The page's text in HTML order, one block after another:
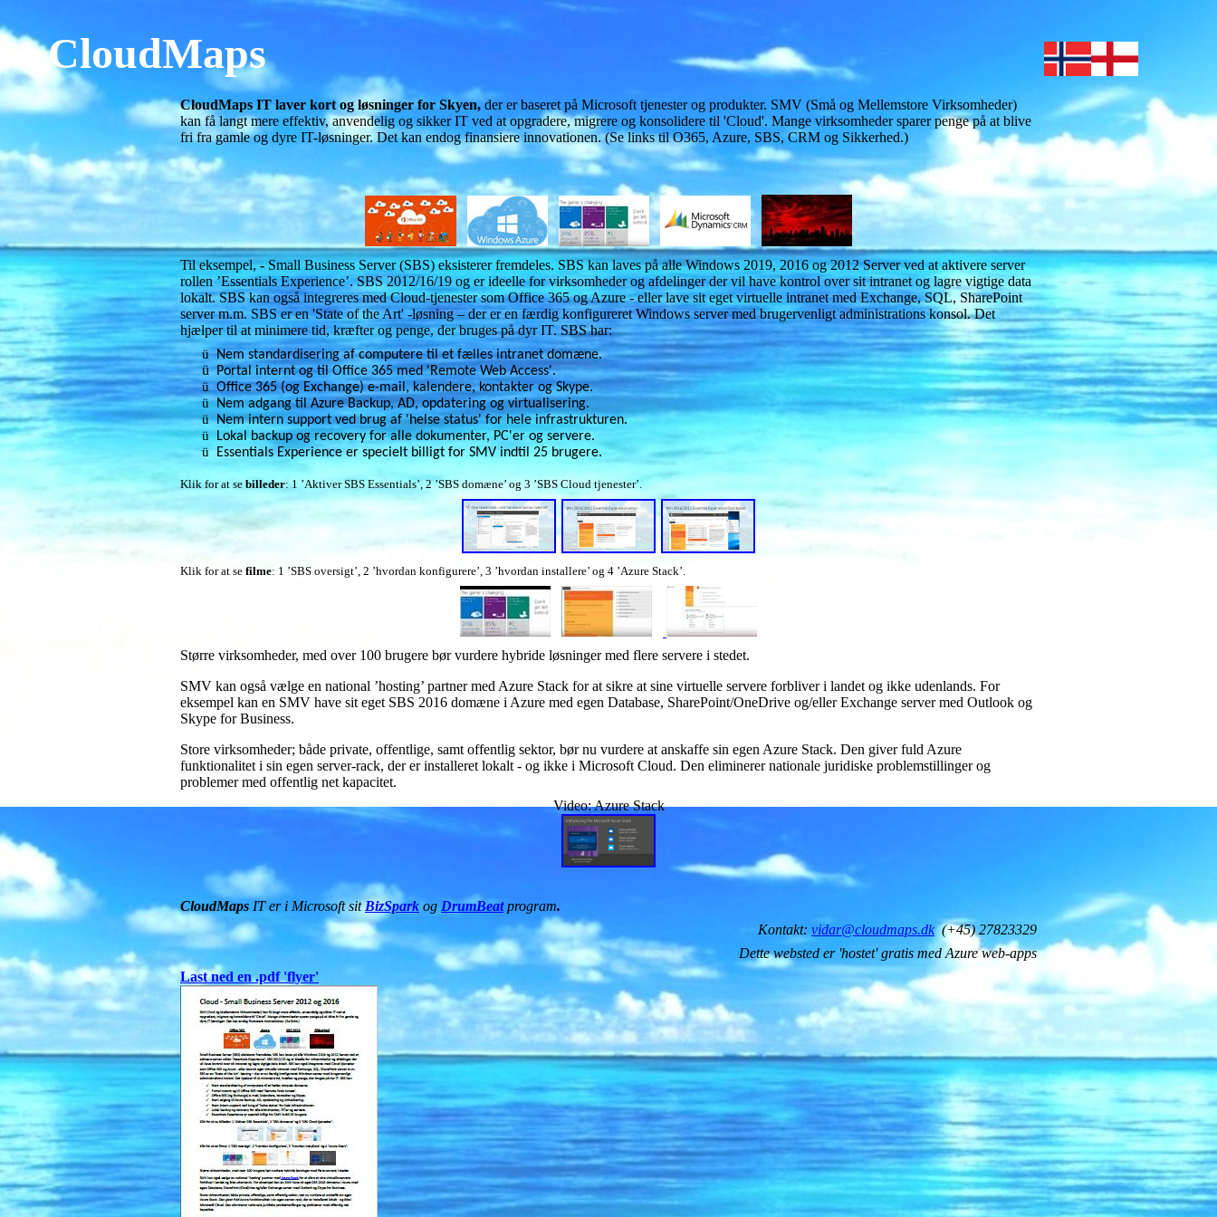
CloudMaps
CloudMaps IT laver kort og løsninger for Skyen,der er baseret på Microsoft tjenester og produkter. SMV (Små og Mellemstore Virksomheder)
kan få langt mere effektiv, anvendelig og sikker IT ved at opgradere, migrere og konsolidere til 'Cloud'. Mange virksomheder sparer penge på at blive
fri fra gamle og dyre IT-løsninger. Det kan endog finansiere innovationen. (Se links til O365, Azure, SBS, CRM og Sikkerhed.)
Til eksempel,-Small Business Server (SBS) eksisterer fremdeles. SBS kan laves på alle Windows 2019, 2016 og 2012 Server ved at aktivere server
rollen ’Essentials Experience’. SBS 2012/16/19 og er ideelle for virksomheder og afdelinger der vil have kontrol over sit intranet og lagre vigtige data
lokalt. SBS kan også integreres med Cloud-tjenester som Office 365 og Azure - eller lave sit eget virtuelle intranet med Exchange, SQL, SharePoint
server m.m. SBS er en 'State of the Art' -løsning – der er en færdig konfigureret Windows server med brugervenligt administrations konsol. Det
hjælper til at minimere tid, kræfter og penge, der bruges på dyr IT. SBS har:
ü Nem standardisering af computere til et fælles intranet domæne.
ü Portal internt og til Office 365 med 'Remote Web Access'.
ü Office 365 (og Exchange) e-mail, kalendere, kontakter og Skype.
ü Nem adgang til Azure Backup, AD, opdatering og virtualisering.
ü Nem intern support ved brug af 'helse status' for hele infrastrukturen.
ü
Lokal backup og recovery for alle dokumenter, PC'er og servere.
ü Essentials Experience er specielt billigt for SMV indtil 25 brugere.
Klik for at se billeder: 1 ’Aktiver SBS Essentials’, 2 ’SBS domæne’ og 3 ’SBS Cloud tjenester’.
Klik for at se filme: 1 ’SBS oversigt’, 2 ’hvordan konfigurere’, 3 ’hvordan installere’ og 4 ’Azure Stack’.
Større virksomheder, med over 100 brugere bør vurdere hybride løsninger med flere servere i stedet.
SMV kan også vælge en national ’hosting’ partner med Azure Stack for at sikre at sine virtuelle servere forbliver i landet og ikke udenlands. For
eksempel kan en SMV have sit eget SBS 2016 domæne i Azure med egen Database, SharePoint/OneDrive og/eller Exchange server med Outlook og
Skype for Business.
Store virksomheder; både private, offentlige, samt offentlig sektor, bør nu vurdere at anskaffe sin egen Azure Stack. Den giver fuld Azure
funktionalitet i sin egen server-rack, der er installeret lokalt - og ikke i Microsoft Cloud. Den eliminerer nationale juridiske problemstillinger og
problemer med offentlig net kapacitet.
Video: Azure Stack
CloudMaps IT er i Microsoft sitBizSpark og DrumBeat program.
Kontakt: vidar@cloudmaps.dk(+45) 27823329
Dette websted er 'hostet' gratis med Azure web-apps
Last ned en .pdf 'flyer'